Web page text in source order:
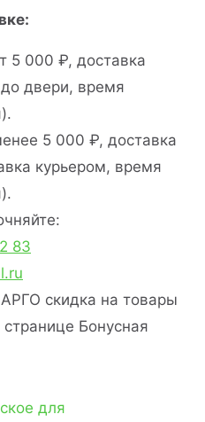
5 000 ₽, доставка
двери, время
5 000 ₽, доставка
курьером, время
83
скидка на товары
Бонусная